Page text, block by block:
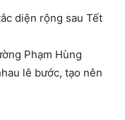
Phạm Hùng
lê bước, tạo nên